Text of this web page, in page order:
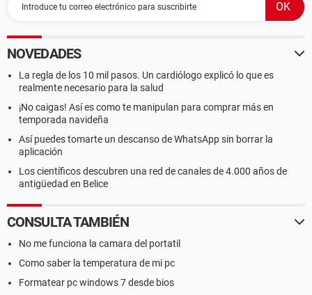
NOVEDADES
La regla de los 10 mil pasos. Un cardiólogo explicó lo que es
realmente necesario para la salud
¡No caigas! Así es como te manipulan para comprar más en
temporada navideña
Así puedes tomarte un descanso de WhatsApp sin borrar la
aplicación
Los científicos descubren una red de canales de 4.000 años de
antigüedad en Belice
CONSULTA TAMBIÉN
No me funciona la camara del portatil
Como saber la temperatura de mi pc
Formatear pc windows 7 desde bios